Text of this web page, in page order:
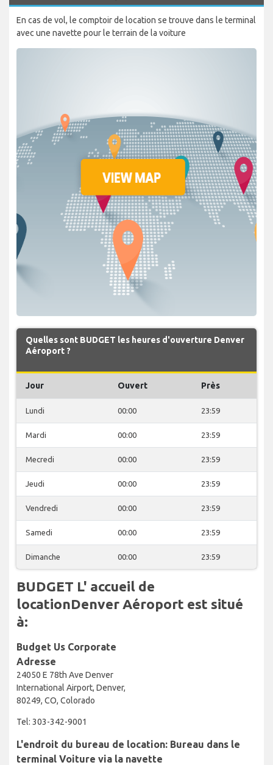
En cas de vol, le comptoir de location se trouve dans le terminal
avec une navette pour le terrain de la voiture
Quelles sont BUDGET les heures d'ouverture Denver
Aéroport ?
Jour Ouvert Près
Lundi 00:00 23:59
Mardi 00:00 23:59
Mecredi 00:00 23:59
Jeudi 00:00 23:59
Vendredi 00:00 23:59
Samedi 00:00 23:59
Dimanche 00:00 23:59
BUDGET L' accueil de
locationDenver Aéroport est situé
à:
Budget Us Corporate
Adresse
24050 E 78th Ave Denver
International Airport, Denver,
80249, CO, Colorado
Tel: 303-342-9001
L'endroit du bureau de location: Bureau dans le
terminal Voiture via la navette